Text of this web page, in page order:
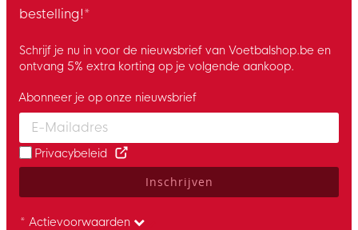
bestelling!*
Schrijf je nu in voor de nieuwsbrief van Voetbalshop.be en
ontvang 5% extra korting op je volgende aankoop.
Enter your email and accept the privacy policy to subscribe to
Abonneer je op onze nieuwsbrief
Privacybeleid
Inschrijven
* Actievoorwaarden